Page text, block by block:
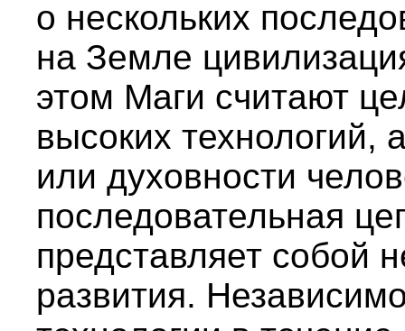
о нескольких
на Земле
этом Маги считают
высоких технологий,
или духовности
последовательная
представляет собой
развития.